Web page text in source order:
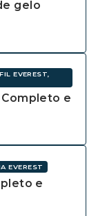
gelo
EVEREST,
e
EVEREST
e